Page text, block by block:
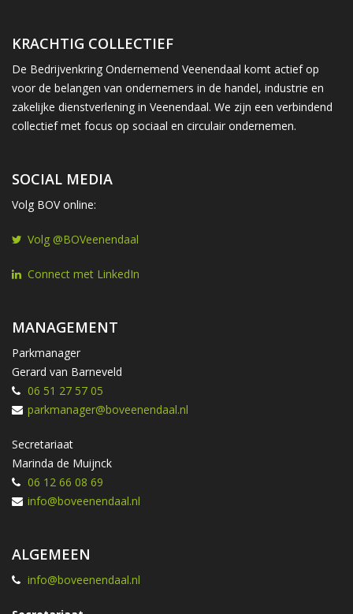
KRACHTIG COLLECTIEF
De Bedrijvenkring Ondernemend Veenendaal komt actief op
voor de belangen van ondernemers in de handel, industrie en
zakelijke dienstverlening in Veenendaal. We zijn een verbindend
collectief met focus op sociaal en circulair ondernemen.
SOCIAL MEDIA
Volg BOV online:
Volg @BOVeenendaal
Connect met LinkedIn
MANAGEMENT
Parkmanager
Gerard van Barneveld
06 51 27 57 05
parkmanager@boveenendaal.nl
Secretariaat
Marinda de Muijnck
06 12 66 08 69
info@boveenendaal.nl
ALGEMEEN
info@boveenendaal.nl